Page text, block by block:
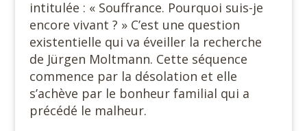
intitulée : « Souffrance. Pourquoi suis-je
encore vivant ? » C’est une question
existentielle qui va éveiller la recherche
de Jürgen Moltmann. Cette séquence
commence par la désolation et elle
s’achève par le bonheur familial qui a
précédé le malheur.